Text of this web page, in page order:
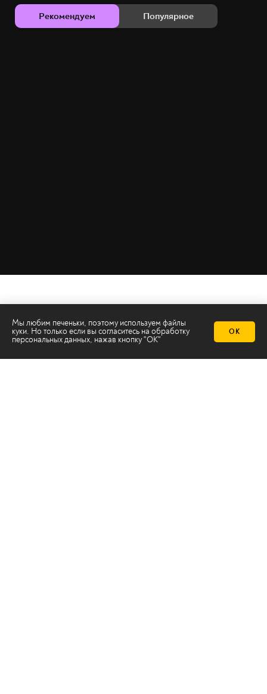
Рекомендуем Популярное
Мы любим печеньки, поэтому используем файлы
куки. Но только если вы согласитесь на обработку
персональных данных, нажав кнопку "ОК"
ОК